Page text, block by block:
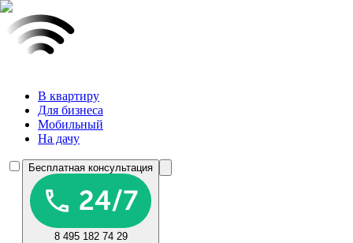
В квартиру
Для бизнеса
Мобильный
На дачу
Бесплатная консультация
8 495 182 74 29